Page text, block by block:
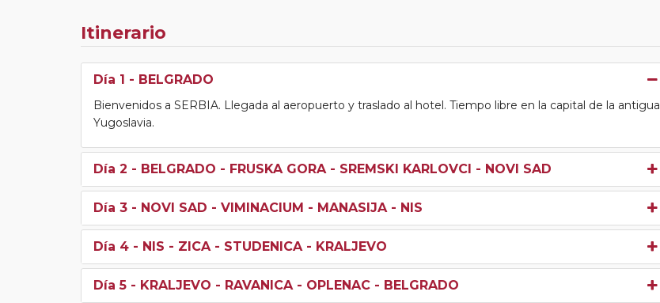
Itinerario
Día 1 - BELGRADO
Bienvenidos a SERBIA. Llegada al aeropuerto y traslado al hotel. Tiempo libre en la capital de la antigua
Yugoslavia.
Día 2 - BELGRADO - FRUSKA GORA - SREMSKI KARLOVCI - NOVI SAD
Día 3 - NOVI SAD - VIMINACIUM - MANASIJA - NIS
Día 4 - NIS - ZICA - STUDENICA - KRALJEVO
Día 5 - KRALJEVO - RAVANICA - OPLENAC - BELGRADO